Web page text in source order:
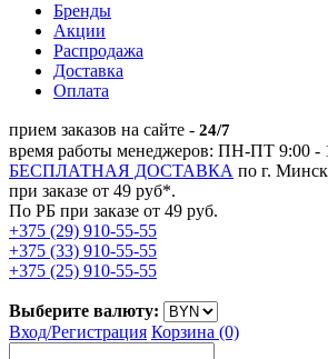
Бренды
Акции
Распродажа
Доставка
Оплата
прием заказов на сайте - 24/7
время работы менеджеров: ПН-ПТ 9:00 -
БЕСПЛАТНАЯ ДОСТАВКА по г.
при заказе от 49 руб*.
По РБ при заказе от 49 руб.
+375 (29) 910-55-55
+375 (33) 910-55-55
+375 (25) 910-55-55
Выберите валюту:
Вход/Регистрация Корзина (0)